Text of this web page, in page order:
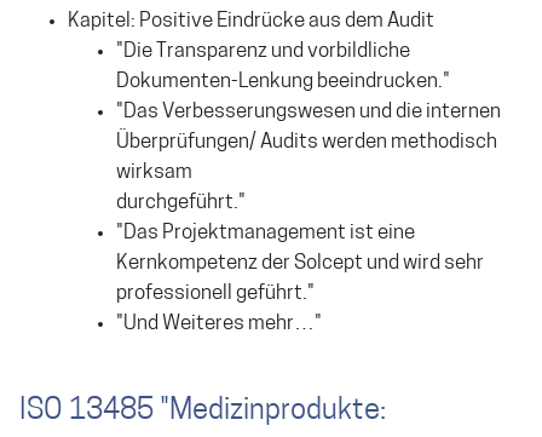
Kapitel: Positive Eindrücke aus dem Audit
"Die Transparenz und vorbildliche
Dokumenten-Lenkung beeindrucken."
"Das Verbesserungswesen und die internen
Überprüfungen/ Audits werden methodisch
wirksam
durchgeführt."
"Das Projektmanagement ist eine
Kernkompetenz der Solcept und wird sehr
professionell geführt."
"Und Weiteres mehr…"
ISO 13485 "Medizinprodukte: